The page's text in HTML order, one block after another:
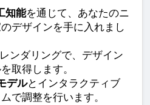
知能を通じて、あなたのニ
デザインを手に入れまし
ンダリングで、デザイン
取得します。
デルとインタラクティブ
で調整を行います。